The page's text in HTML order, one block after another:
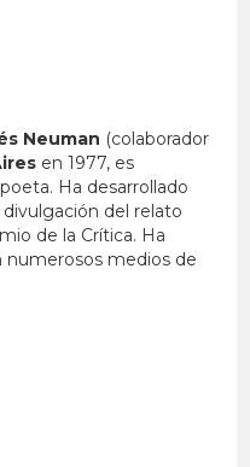
Neuman (colaborador
en 1977, es
Ha desarrollado
del relato
de la Crítica. Ha
medios de